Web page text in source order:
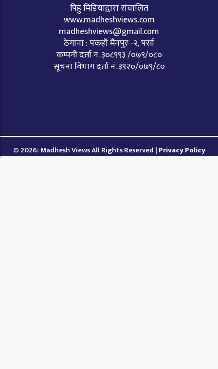
पिहु मिडियाद्वारा संचालित
www.madheshviews.com
madheshviews@gmail.com
ठेगाना : पकहाँ मैनपुर -२, पर्सा
कम्पनी दर्ता नं. ३०८९९३ /०७९/०८०
सूचना विभाग दर्ता नं. ३९२०/०७९/८०
© 2026: Madhesh Views All Rights Reserved | Privacy Policy